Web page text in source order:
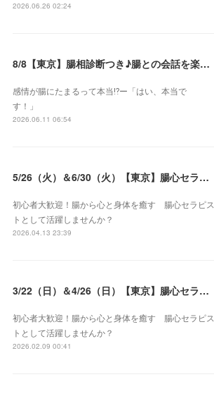
2026.06.26 02:24
8/8【東京】腸相診断つき♪腸との会話を楽しむ♡腸心セラピー♪お試し体験会
感情が腸にたまるって本当⁉️ー「はい、本当で
す！」
2026.06.11 06:54
5/26（火）＆6/30（火）【東京】腸心セラピスト養成コース《２日間コース》開講決定
初心者大歓迎！腸から心と身体を癒す 腸心セラピス
トとして活躍しませんか？
2026.04.13 23:39
3/22（日）＆4/26（日）【東京】腸心セラピスト養成コース《２日間コース》開講決定
初心者大歓迎！腸から心と身体を癒す 腸心セラピス
トとして活躍しませんか？
2026.02.09 00:41